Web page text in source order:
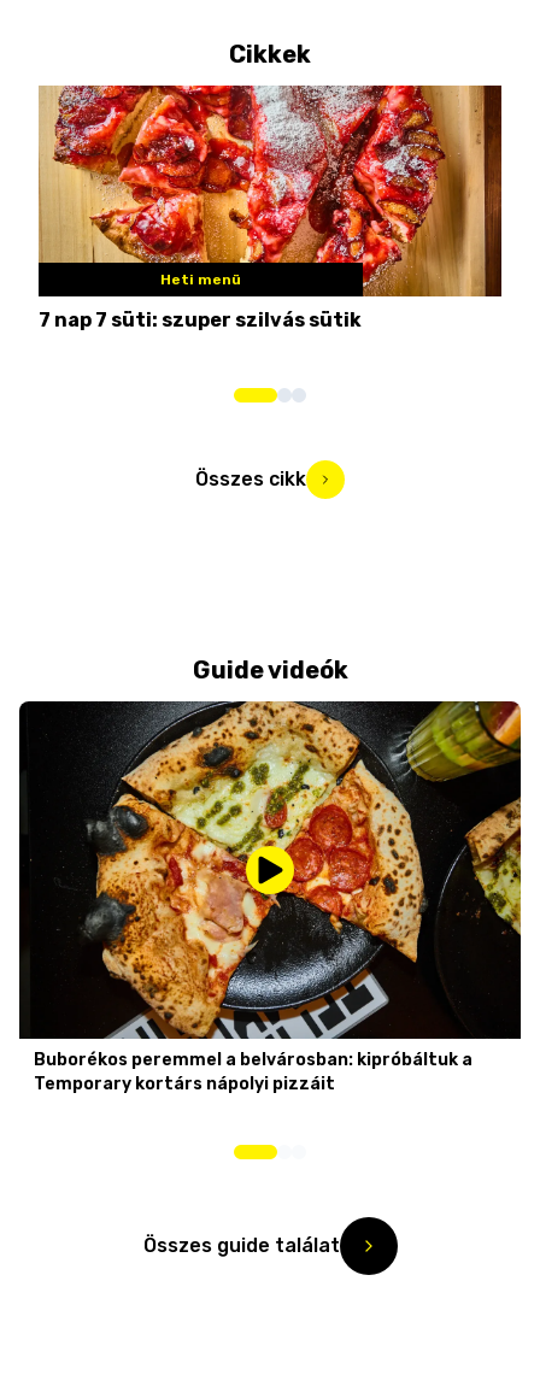
Cikkek
Heti menü
7 nap 7 süti: szuper szilvás sütik
Összes cikk
Guide videók
Buborékos peremmel a belvárosban: kipróbáltuk a
Temporary kortárs nápolyi pizzáit
Összes guide találat